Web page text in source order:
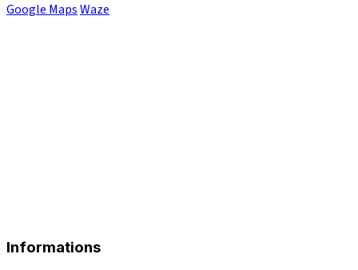
Google MapsWaze
Informations